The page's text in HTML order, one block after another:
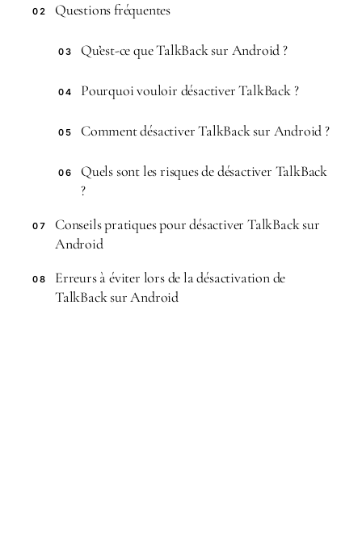
02 Questions fréquentes
03 Qu’est-ce que TalkBack sur Android ?
04 Pourquoi vouloir désactiver TalkBack ?
05 Comment désactiver TalkBack sur Android ?
06
Quels sont les risques de désactiver TalkBack
?
07
Conseils pratiques pour désactiver TalkBack sur
Android
08
Erreurs à éviter lors de la désactivation de
TalkBack sur Android